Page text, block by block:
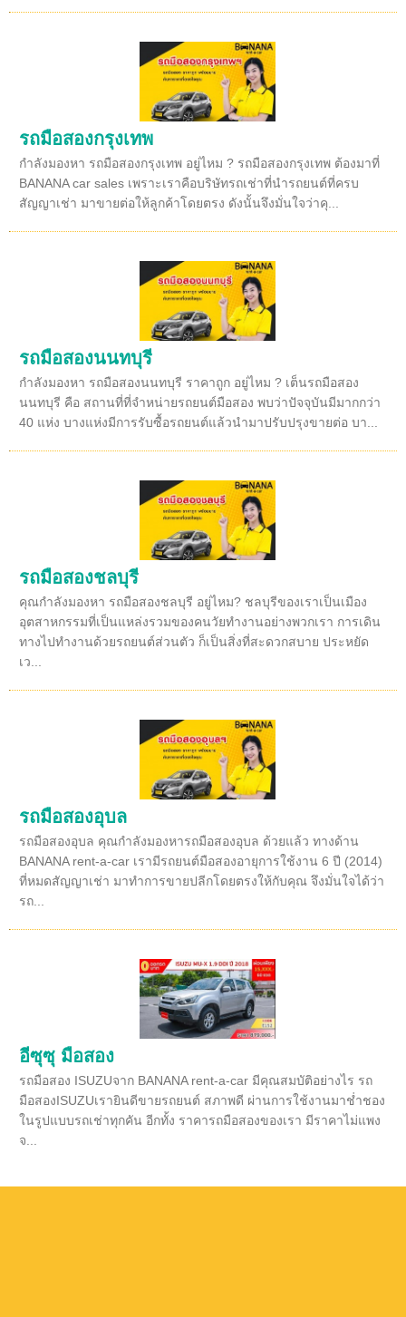
รถมือสองกรุงเทพ
กำลังมองหา รถมือสองกรุงเทพ อยู่ไหม ? รถมือสองกรุงเทพ ต้องมาที่
BANANA car sales เพราะเราคือบริษัทรถเช่าที่นำรถยนต์ที่ครบ
สัญญาเช่า มาขายต่อให้ลูกค้าโดยตรง ดังนั้นจึงมั่นใจว่าคุ...
รถมือสองนนทบุรี
กำลังมองหา รถมือสองนนทบุรี ราคาถูก อยู่ไหม ? เต็นรถมือสอง
นนทบุรี คือ สถานที่ที่จำหน่ายรถยนต์มือสอง พบว่าปัจจุบันมีมากกว่า
40 แห่ง บางแห่งมีการรับซื้อรถยนต์แล้วนำมาปรับปรุงขายต่อ บา...
รถมือสองชลบุรี
คุณกำลังมองหา รถมือสองชลบุรี อยู่ไหม? ชลบุรีของเราเป็นเมือง
อุตสาหกรรมที่เป็นแหล่งรวมของคนวัยทำงานอย่างพวกเรา การเดิน
ทางไปทำงานด้วยรถยนต์ส่วนตัว ก็เป็นสิ่งที่สะดวกสบาย ประหยัด
เว...
รถมือสองอุบล
รถมือสองอุบล คุณกำลังมองหารถมือสองอุบล ด้วยแล้ว ทางด้าน
BANANA rent-a-car เรามีรถยนต์มือสองอายุการใช้งาน 6 ปี (2014)
ที่หมดสัญญาเช่า มาทำการขายปลีกโดยตรงให้กับคุณ จึงมั่นใจได้ว่า
รถ...
อีซุซุ มือสอง
รถมือสอง ISUZUจาก BANANA rent-a-car มีคุณสมบัติอย่างไร รถ
มือสองISUZUเรายินดีขายรถยนต์ สภาพดี ผ่านการใช้งานมาช่ำชอง
ในรูปแบบรถเช่าทุกคัน อีกทั้ง ราคารถมือสองของเรา มีราคาไม่แพง
จ...